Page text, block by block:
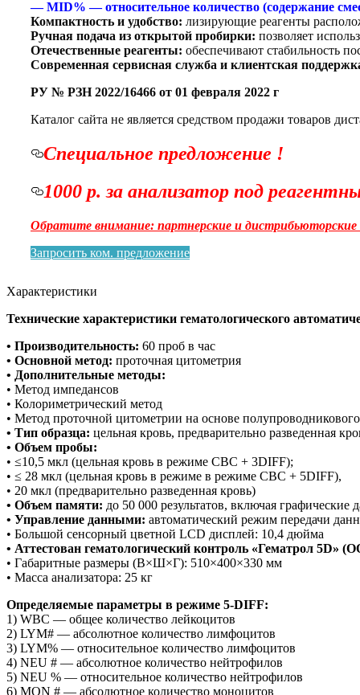
— MID% — относительное количество (содержание
Компактность и удобство: лизирующие реагенты
Ручная подача из открытой пробирки: позволяет
Отечественные реагенты: обеспечивают стабильность
Современная сервисная служба и клиентская
РУ № РЗН 2022/16466 от 01 февраля 2022 г
Каталог сайта не является средством продажи товаров
Специальное предложение !
1000 р. за анализатор под
Обратите внимание: партнерские и
Запросить ком. предложение
Характеристики
Технические характеристики гематологического
• Производительность: 60 проб в час
• Основной метод: проточная цитометрия
• Дополнительные методы:
• Метод импедансов
• Колориметрический метод
• Метод проточной цитометрии на основе полупроводникового
• Тип образца: цельная кровь, предварительно разведенная
• Объем пробы:
• ≤10,5 мкл (цельная кровь в режиме CBC + 3DIFF);
• ≤ 28 мкл (цельная кровь в режиме в режиме CBC + 5DIFF),
• 20 мкл (предварительно разведенная кровь)
• Объем памяти: до 50 000 результатов, включая графические
• Управление данными: автоматический режим передачи
• Большой сенсорный цветной LCD дисплей: 10,4 дюйма
• Аттестован гематологический контроль «Гематрол
• Габаритные размеры (В×Ш×Г): 510×400×330 мм
• Масса анализатора: 25 кг
Определяемые параметры в режиме 5-DIFF:
1) WBC — общее количество лейкоцитов
2) LYM# — абсолютное количество лимфоцитов
3) LYM% — относительное количество лимфоцитов
4) NEU # — абсолютное количество нейтрофилов
5) NEU % — относительное количество нейтрофилов
6) MON # — абсолютное количество моноцитов